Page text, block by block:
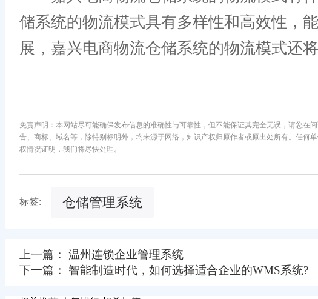
储系统的物流模式具有多样性和高效性，
展，嘉兴电商物流仓储系统的物流模式还
免责声明：本网站尽可能确保发布信息的准确性与可靠性，但不能保证其完全无误，请您
告、商标、域名等，除特别标明外，均来源于网络，知识产权归原作者或原出处所有。任
权情况证明，我们将尽快处理。
标签: 仓储管理系统
上一篇： 温州连锁企业管理系统
下一篇： 智能制造时代，如何选择适合企业的WMS系统?